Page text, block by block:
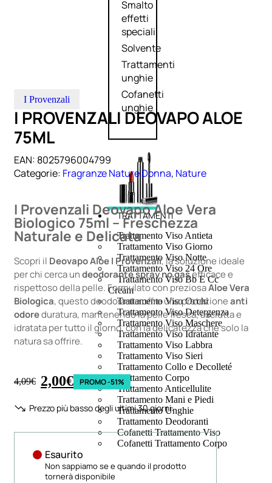
Smalto
effetti
speciali
Solvente
Trattamenti
unghie
Cofanetti
unghie
TRATTAMENTI
Trattamento Viso Antieta
Trattamento Viso Giorno
Trattamento Viso Notte
Trattamento Viso 24 Ore
Trattamento Viso Bb E Cc
Cream
Trattamento Viso Occhi
Trattamento Viso Detergenza
Trattamento Viso Maschere
Trattamento Viso Idratante
Trattamento Viso Labbra
Trattamento Viso Sieri
Trattamento Collo e Decolleté
Trattamento Corpo
Trattamento Anticellulite
Trattamento Mani e Piedi
Trattamento Unghie
Trattamento Deodoranti
Cofanetti Trattamento Viso
Cofanetti Trattamento Corpo
I Provenzali
I PROVENZALI DEOVAPO ALOE
75ML
EAN: 8025796004799
Categorie: Fragranze Nature Donna, Nature
I Provenzali Deovapo Aloe Vera
Biologico 75ml – Freschezza
Naturale e Delicata
Scopri il Deovapo Aloe I Provenzali, la soluzione ideale
per chi cerca undeodorante spray no gasefficace e
rispettoso della pelle. Formulato con preziosaAloe Vera
Biologica, questo deodorante offre una protezioneanti
odoreduratura, mantenendo la pelle fresca, asciutta e
idratata per tutto il giorno, con la delicatezza che solo la
natura sa offrire.
4,09€ 2,00€ PROMO -51%
Prezzo più basso degli ultimi 30 giorni:
Esaurito
Non sappiamo se e quando il prodotto
tornerà disponibile